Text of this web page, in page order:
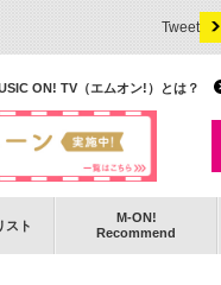
Tweet
ON! TV（エムオン!）とは？
スト
M-ON!
Recommend